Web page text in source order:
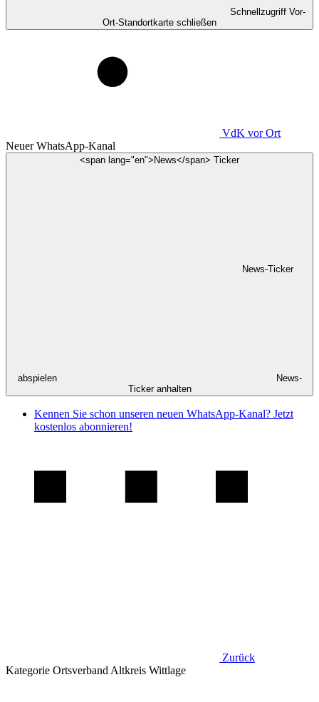
Schnellzugriff Vor-
Ort-Standortkarte schließen
VdK vor Ort
Neuer WhatsApp-Kanal
<span lang="en">News</span> Ticker
News-Ticker
abspielen
News-
Ticker anhalten
Kennen Sie schon unseren neuen WhatsApp-Kanal? Jetzt
kostenlos abonnieren!
Zurück
Kategorie Ortsverband Altkreis Wittlage